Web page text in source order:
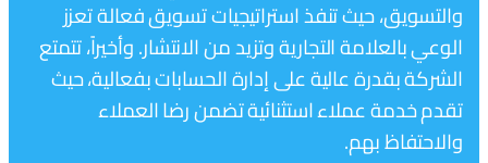
والتسويق، حيث تنفذ استراتيجيات تسويق فعالة تعزز
الوعي بالعلامة التجارية وتزيد من الانتشار. وأخيراً، تتمتع
الشركة بقدرة عالية على إدارة الحسابات بفعالية، حيث
تقدم خدمة عملاء استثنائية تضمن رضا العملاء
والاحتفاظ بهم.